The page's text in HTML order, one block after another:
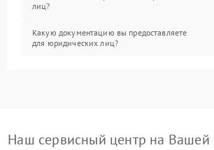
лиц?
Какую документацию вы предоставляете
для юридических лиц?
Наш сервисный центр на Вашей